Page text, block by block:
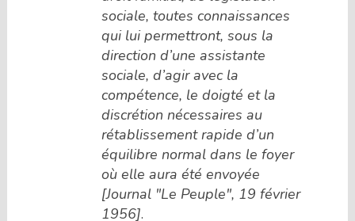
sociale, toutes connaissances
qui lui permettront, sous la
direction d’une assistante
sociale, d’agir avec la
compétence, le doigté et la
discrétion nécessaires au
rétablissement rapide d’un
équilibre normal dans le foyer
où elle aura été envoyée
[Journal "Le Peuple", 19 février
1956].